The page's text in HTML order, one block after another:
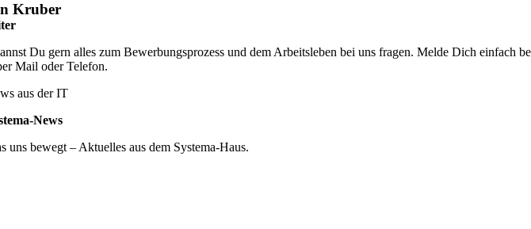
Kruber
Du gern alles zum Bewerbungsprozess und dem Arbeitsleben bei uns fragen. Melde Dich einfach
Mail oder Telefon.
aus der IT
News
uns bewegt – Aktuelles aus dem Systema-Haus.